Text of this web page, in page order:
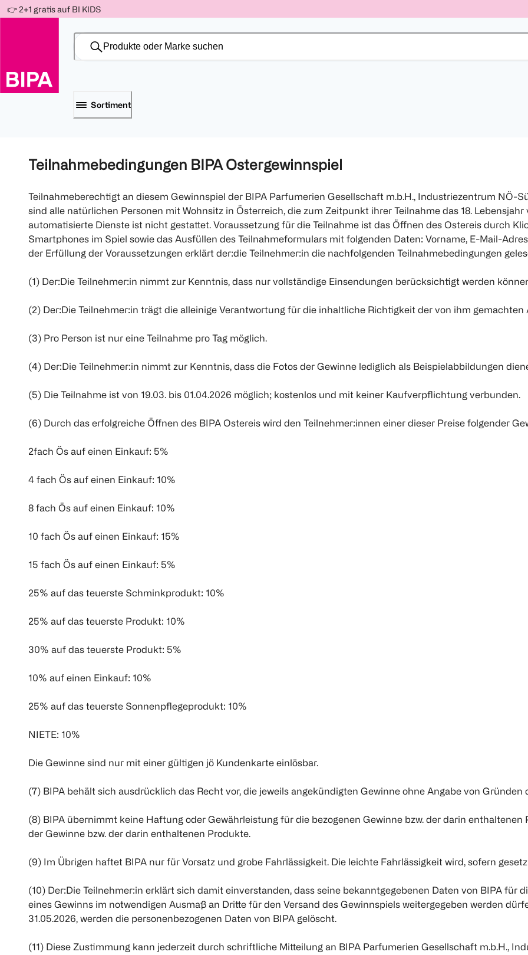
-10%
Für
150 Ös
-15%
Für
300 Ös
-20%
Für
500 Ös
Weiter
zum
👉 2+1 gratis auf BI KIDS
Sortiment
Teilnahmebedingungen BIPA Ostergewinnspiel
Teilnahmeberechtigt an diesem Gewinnspiel der BIPA Parfumerien Gesellschaft m.b.H., Industriezentrum NÖ-
sind alle natürlichen Personen mit Wohnsitz in Österreich, die zum Zeitpunkt ihrer Teilnahme das 18.
automatisierte Dienste ist nicht gestattet. Voraussetzung für die Teilnahme ist das Öffnen des Ostereis durch
Smartphones im Spiel sowie das Ausfüllen des Teilnahmeformulars mit folgenden Daten: Vorname, E-Mail-
der Erfüllung der Voraussetzungen erklärt der:die Teilnehmer:in die nachfolgenden Teilnahmebedingungen
(1) Der:Die Teilnehmer:in nimmt zur Kenntnis, dass nur vollständige Einsendungen berücksichtigt werden
(2) Der:Die Teilnehmer:in trägt die alleinige Verantwortung für die inhaltliche Richtigkeit der von ihm gemachten
(3) Pro Person ist nur eine Teilnahme pro Tag möglich.
(4) Der:Die Teilnehmer:in nimmt zur Kenntnis, dass die Fotos der Gewinne lediglich als Beispielabbildungen
(5) Die Teilnahme ist von 19.03. bis 01.04.2026 möglich; kostenlos und mit keiner Kaufverpflichtung verbunden.
(6) Durch das erfolgreiche Öffnen des BIPA Ostereis wird den Teilnehmer:innen einer dieser Preise folgender
2fach Ös auf einen Einkauf: 5%
4 fach Ös auf einen Einkauf: 10%
8 fach Ös auf einen Einkauf: 10%
10 fach Ös auf einen Einkauf: 15%
15 fach Ös auf einen Einkauf: 5%
25% auf das teuerste Schminkprodukt: 10%
25% auf das teuerste Produkt: 10%
30% auf das teuerste Produkt: 5%
10% auf einen Einkauf: 10%
25% auf das teuerste Sonnenpflegeprodukt: 10%
NIETE: 10%
Die Gewinne sind nur mit einer gültigen jö Kundenkarte einlösbar.
(7) BIPA behält sich ausdrücklich das Recht vor, die jeweils angekündigten Gewinne ohne Angabe von
(8) BIPA übernimmt keine Haftung oder Gewährleistung für die bezogenen Gewinne bzw. der darin
der Gewinne bzw. der darin enthaltenen Produkte.
(9) Im Übrigen haftet BIPA nur für Vorsatz und grobe Fahrlässigkeit. Die leichte Fahrlässigkeit wird, sofern
(10) Der:Die Teilnehmer:in erklärt sich damit einverstanden, dass seine bekanntgegebenen Daten von BIPA
eines Gewinns im notwendigen Ausmaß an Dritte für den Versand des Gewinnspiels weitergegeben werden
31.05.2026, werden die personenbezogenen Daten von BIPA gelöscht.
(11) Diese Zustimmung kann jederzeit durch schriftliche Mitteilung an BIPA Parfumerien Gesellschaft m.b.H.,